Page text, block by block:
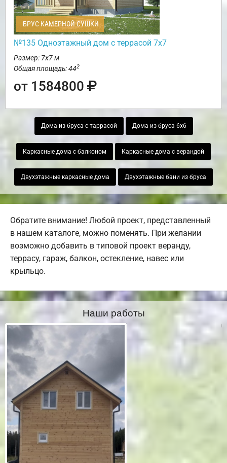
БРУС КАМЕРНОЙ СУШКИ
№135 Одноэтажный дом с террасой 7х7
Размер: 7х7 м
Общая площадь: 442
от 1584800
Дома из бруса с таррасой Дома из бруса 6х6
Каркасные дома с балконом Каркасные дома с верандой
Двухэтажные каркасные дома Двухэтажные бани из бруса
Обратите внимание! Любой проект, представленный
в нашем каталоге, можно поменять. При желании
возможно добавить в типовой проект веранду,
террасу, гараж, балкон, остекление, навес или
крыльцо.
Наши работы